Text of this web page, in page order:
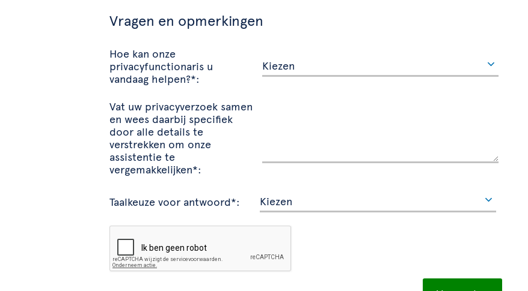
Vragen en opmerkingen
Hoe kan onze
privacyfunctionaris u
vandaag helpen?*:
Vat uw privacyverzoek samen
en wees daarbij specifiek
door alle details te
verstrekken om onze
assistentie te
vergemakkelijken*:
Taalkeuze voor antwoord*: